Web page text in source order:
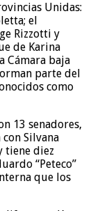
Unidas:
el
Rizzotti y
de Karina
Cámara baja
parte del
como
13 senadores,
Silvana
tiene diez
“Peteco”
que los